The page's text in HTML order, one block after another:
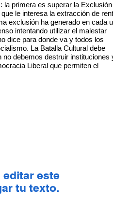
la primera es superar la Exclusión
le interesa la extracción de
exclusión ha generado en cada
intentando utilizar el malestar
dice para donde va y todos los
La Batalla Cultural debe
debemos destruir instituciones
Liberal que permiten el
editar este
tu texto.